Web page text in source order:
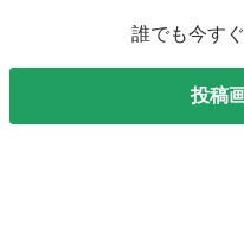
誰でも今す
投稿